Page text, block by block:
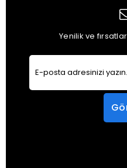
Yenilik ve